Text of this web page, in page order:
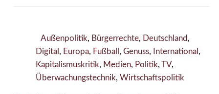
Außenpolitik, Bürgerrechte, Deutschland ,
Digital , Europa, Fußball , Genuss, International ,
Kapitalismuskritik, Medien, Politik, TV,
Überwachungstechnik, Wirtschaftspolitik